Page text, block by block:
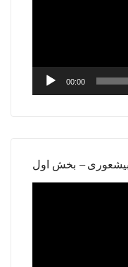
00:00
– بخش اول